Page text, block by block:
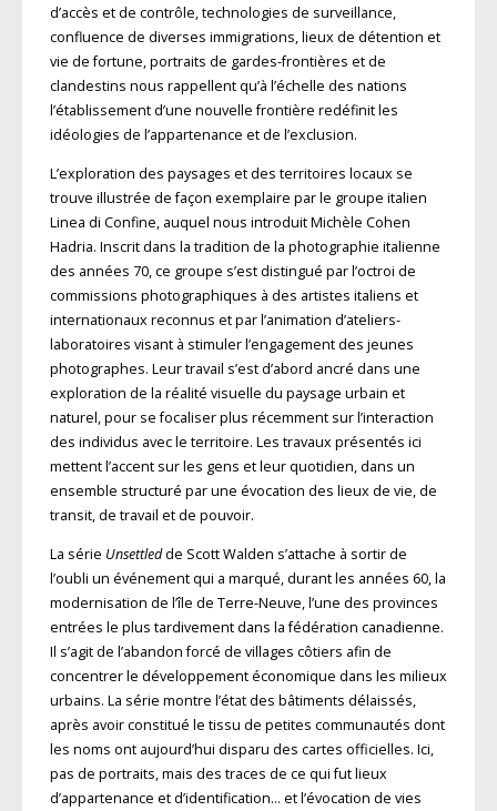
d’accès et de contrôle, technologies de surveillance,
confluence de diverses immigrations, lieux de détention et
vie de fortune, portraits de gardes-frontières et de
clandestins nous rappellent qu’à l’échelle des nations
l’établissement d’une nouvelle frontière redéfinit les
idéologies de l’appartenance et de l’exclusion.
L’exploration des paysages et des territoires locaux se
trouve illustrée de façon exemplaire par le groupe italien
Linea di Confine, auquel nous introduit Michèle Cohen
Hadria. Inscrit dans la tradition de la photographie italienne
des années 70, ce groupe s’est distingué par l’octroi de
commissions photographiques à des artistes italiens et
internationaux reconnus et par l’animation d’ateliers-
laboratoires visant à stimuler l’engagement des jeunes
photographes. Leur travail s’est d’abord ancré dans une
exploration de la réalité visuelle du paysage urbain et
naturel, pour se focaliser plus récemment sur l’interaction
des individus avec le territoire. Les travaux présentés ici
mettent l’accent sur les gens et leur quotidien, dans un
ensemble structuré par une évocation des lieux de vie, de
transit, de travail et de pouvoir.
La série Unsettledde Scott Walden s’attache à sortir de
l’oubli un événement qui a marqué, durant les années 60, la
modernisation de l’île de Terre-Neuve, l’une des provinces
entrées le plus tardivement dans la fédération canadienne.
Il s’agit de l’abandon forcé de villages côtiers afin de
concentrer le développement économique dans les milieux
urbains. La série montre l’état des bâtiments délaissés,
après avoir constitué le tissu de petites communautés dont
les noms ont aujourd’hui disparu des cartes officielles. Ici,
pas de portraits, mais des traces de ce qui fut lieux
d’appartenance et d’identification… et l’évocation de vies